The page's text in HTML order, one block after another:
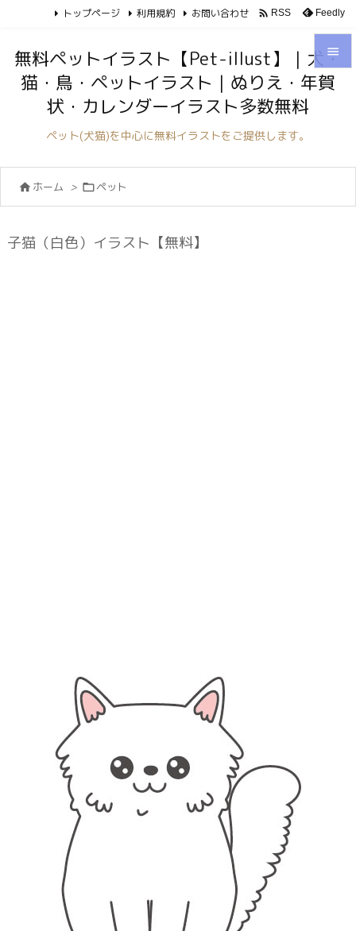



トップページ 利用規約 お問い合わせ  RSS Feedly
無料ペットイラスト【Pet-illust】｜犬・
猫・鳥・ペットイラスト｜ぬりえ・年賀
状・カレンダーイラスト多数無料
ペット(犬猫)を中心に無料イラストをご提供します。
 ホーム > ペット
子猫（白色）イラスト【無料】